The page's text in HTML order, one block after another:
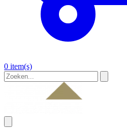
0 item(s)